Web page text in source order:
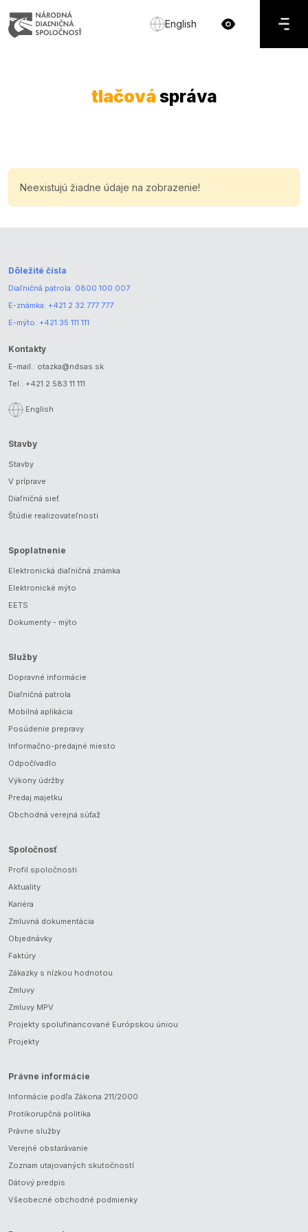
English
tlačová správa
Neexistujú žiadne údaje na zobrazenie!
Dôležité čísla
Diaľničná patrola: 0800 100 007
E-známka: +421 2 32 777 777
E-mýto: +421 35 111 111
Kontakty
E-mail.: otazka@ndsas.sk
Tel.: +421 2 583 11 111
English
Stavby
Stavby
V príprave
Diaľničná sieť
Štúdie realizovateľnosti
Spoplatnenie
Elektronická diaľničná známka
Elektronické mýto
EETS
Dokumenty - mýto
Služby
Dopravné informácie
Diaľničná patrola
Mobilná aplikácia
Posúdenie prepravy
Informačno-predajné miesto
Odpočívadlo
Výkony údržby
Predaj majetku
Obchodná verejná súťaž
Spoločnosť
Profil spoločnosti
Aktuality
Kariéra
Zmluvná dokumentácia
Objednávky
Faktúry
Zákazky s nízkou hodnotou
Zmluvy
Zmluvy MPV
Projekty spolufinancované Európskou úniou
Projekty
Právne informácie
Informácie podľa Zákona 211/2000
Protikorupčná politika
Právne služby
Verejné obstarávanie
Zoznam utajovaných skutočností
Dátový predpis
Všeobecné obchodné podmienky